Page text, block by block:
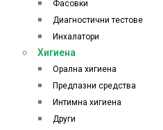
Фасовки
Диагностични тестове
Инхалатори
Хигиена
Орална хигиена
Предпазни средства
Интимна хигиена
Други